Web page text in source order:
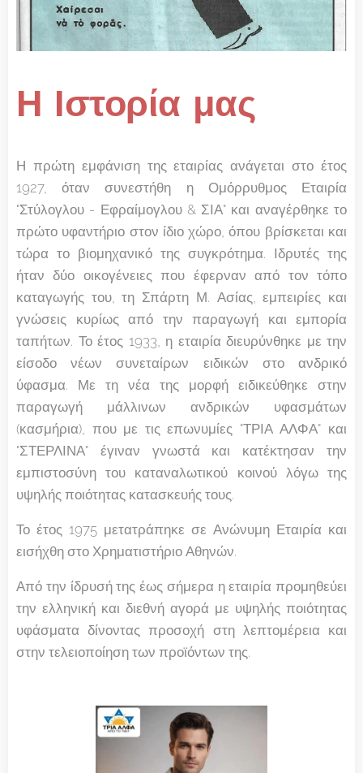
Η Ιστορία μας
Η πρώτη εμφάνιση της εταιρίας ανάγεται στο έτος
1927, όταν συνεστήθη η Ομόρρυθμος Εταιρία
"Στύλογλου - Εφραίμογλου & ΣΙΑ" και αναγέρθηκε το
πρώτο υφαντήριο στον ίδιο χώρο, όπου βρίσκεται και
τώρα το βιομηχανικό της συγκρότημα. Ιδρυτές της
ήταν δύο οικογένειες που έφερναν από τον τόπο
καταγωγής του, τη Σπάρτη Μ. Ασίας, εμπειρίες και
γνώσεις κυρίως από την παραγωγή και εμπορία
ταπήτων. Το έτος 1933, η εταιρία διευρύνθηκε με την
είσοδο νέων συνεταίρων ειδικών στο ανδρικό
ύφασμα. Με τη νέα της μορφή ειδικεύθηκε στην
παραγωγή μάλλινων ανδρικών υφασμάτων
(κασμήρια), που με τις επωνυμίες "ΤΡΙΑ ΑΛΦΑ" και
"ΣΤΕΡΛΙΝΑ" έγιναν γνωστά και κατέκτησαν την
εμπιστοσύνη του καταναλωτικού κοινού λόγω της
υψηλής ποιότητας κατασκευής τους.
Το έτος 1975 μετατράπηκε σε Ανώνυμη Εταιρία και
εισήχθη στο Χρηματιστήριο Αθηνών.
Από την ίδρυσή της έως σήμερα η εταιρία προμηθεύει
την ελληνική και διεθνή αγορά με υψηλής ποιότητας
υφάσματα δίνοντας προσοχή στη λεπτομέρεια και
στην τελειοποίηση των προϊόντων της.